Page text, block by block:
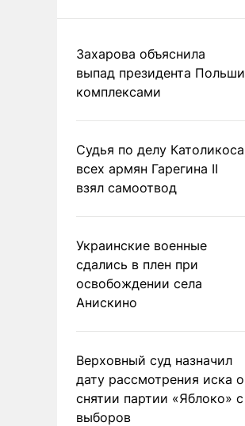
Захарова объяснила
выпад президента Польши
комплексами
Судья по делу Католикоса
всех армян Гарегина II
взял самоотвод
Украинские военные
сдались в плен при
освобождении села
Анискино
Верховный суд назначил
дату рассмотрения иска о
снятии партии «Яблоко» с
выборов